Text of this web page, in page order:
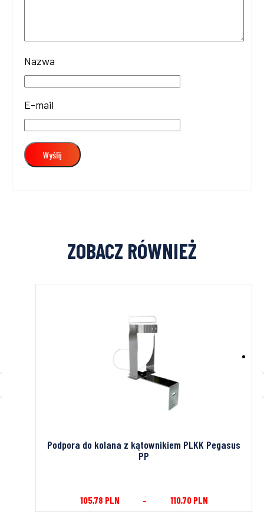
Nazwa
E-mail
ZOBACZ RÓWNIEŻ
Podpora do kolana z kątownikiem PLKK Pegasus
PP
105,78 PLN – 110,70 PLN